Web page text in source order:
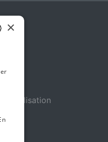
d’Utilisation
×